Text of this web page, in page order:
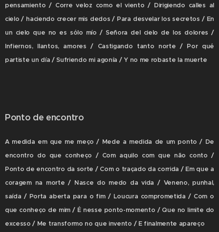
pensamiento / Corre veloz como el viento / Dirigiendo calles al
cielo / haciendo crecer mis dedos / Para desvelar los secretos / En
un cielo que no es sólo mío / Señora del cielo de los dolores /
Infiernos, llantos, amores / Castigando tanto norte / Por qué
partiste un día / Sufriendo mi agonía / Y no me robaste la muerte
Ponto de encontro
A medida em que me meço / Mede a medida de um ponto / De
encontro do que conheço / Com aquilo com que não conto /
Ponto de encontro da sorte / Com o traçado da corrida / Em que a
coragem na morte / Nasce do medo da vida / Veneno, punhal,
saída / Porta aberta para o fim / Loucura comprometida / Com o
que conheço de mim / É nesse ponto-momento / Que no limite do
excesso / Me transformo no que invento / E finalmente apareço